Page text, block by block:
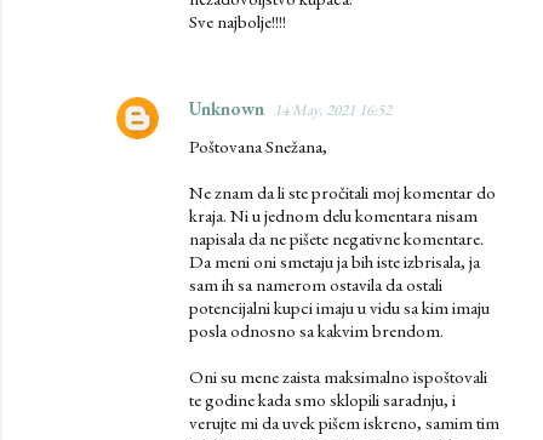
Sve najbolje!!!!
Unknown 14 May, 2021 16:52
Poštovana Snežana,
Ne znam da li ste pročitali moj komentar do
kraja. Ni u jednom delu komentara nisam
napisala da ne pišete negativne komentare.
Da meni oni smetaju ja bih iste izbrisala, ja
sam ih sa namerom ostavila da ostali
potencijalni kupci imaju u vidu sa kim imaju
posla odnosno sa kakvim brendom.
Oni su mene zaista maksimalno ispoštovali
te godine kada smo sklopili saradnju, i
verujte mi da uvek pišem iskreno, samim tim